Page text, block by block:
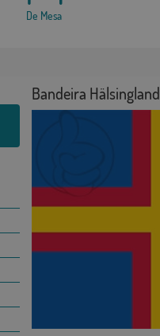
De Mesa
Bandeira Hälsingland